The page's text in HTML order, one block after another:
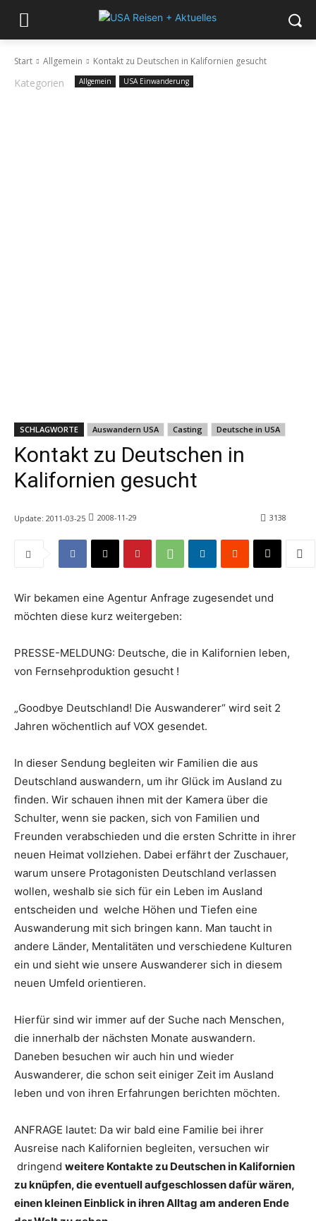
Start Allgemein Kontakt zu Deutschen in Kalifornien gesucht
Kategorien Allgemein USA Einwanderung
SCHLAGWORTE Auswandern USA Casting Deutsche in USA
Kontakt zu Deutschen in
Kalifornien gesucht
Update: 2011-03-25 2008-11-29 3138
Wir bekamen eine Agentur Anfrage zugesendet und
möchten diese kurz weitergeben:
PRESSE-MELDUNG: Deutsche, die in Kalifornien leben,
von Fernsehproduktion gesucht !
„Goodbye Deutschland! Die Auswanderer“ wird seit 2
Jahren wöchentlich auf VOX gesendet.
In dieser Sendung begleiten wir Familien die aus
Deutschland auswandern, um ihr Glück im Ausland zu
finden. Wir schauen ihnen mit der Kamera über die
Schulter, wenn sie packen, sich von Familien und
Freunden verabschieden und die ersten Schritte in ihrer
neuen Heimat vollziehen. Dabei erfährt der Zuschauer,
warum unsere Protagonisten Deutschland verlassen
wollen, weshalb sie sich für ein Leben im Ausland
entscheiden und welche Höhen und Tiefen eine
Auswanderung mit sich bringen kann. Man taucht in
andere Länder, Mentalitäten und verschiedene Kulturen
ein und sieht wie unsere Auswanderer sich in diesem
neuen Umfeld orientieren.
Hierfür sind wir immer auf der Suche nach Menschen,
die innerhalb der nächsten Monate auswandern.
Daneben besuchen wir auch hin und wieder
Auswanderer, die schon seit einiger Zeit im Ausland
leben und von ihren Erfahrungen berichten möchten.
ANFRAGE lautet: Da wir bald eine Familie bei ihrer
Ausreise nach Kalifornien begleiten, versuchen wir
dringend weitere Kontakte zu Deutschen in Kalifornien
zu knüpfen, die eventuell aufgeschlossen dafür wären,
einen kleinen Einblick in ihren Alltag am anderen Ende